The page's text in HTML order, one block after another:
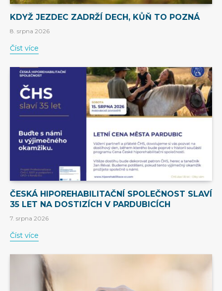
KDYŽ JEZDEC ZADRŽÍ DECH, KŮŇ TO POZNÁ
8. srpna 2026
Číst více
ČESKÁ HIPOREHABILITAČNÍ SPOLEČNOST SLAVÍ
35 LET NA DOSTIZÍCH V PARDUBICÍCH
7. srpna 2026
Číst více